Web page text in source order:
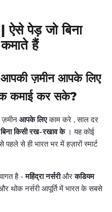
पेड़ जो बिना
हैं
आपकी ज़मीन आपके लिए
कमाई कर सके?
आपके लिएकाम करे , साल दर
किसी रख-रखाव के । यह कोई
पहले से ही भारत भर में हज़ारों स्मार्ट
है-महिंद्रा नर्सरी और कडियम
और थोक नर्सरी आपूर्ति में भारत के सबसे